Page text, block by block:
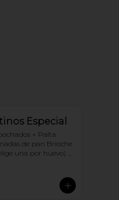
Especial
+ Palta
de pan Brioche
una por huevo) +